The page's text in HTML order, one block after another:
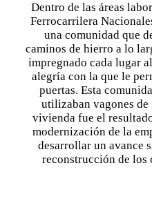
Dentro de las áreas
Ferrocarrilera
una comunidad que
caminos de hierro a lo
impregnado cada lugar
alegría con la que le
puertas. Esta
utilizaban vagones
vivienda fue el
modernización de la
desarrollar un avance
reconstrucción de los